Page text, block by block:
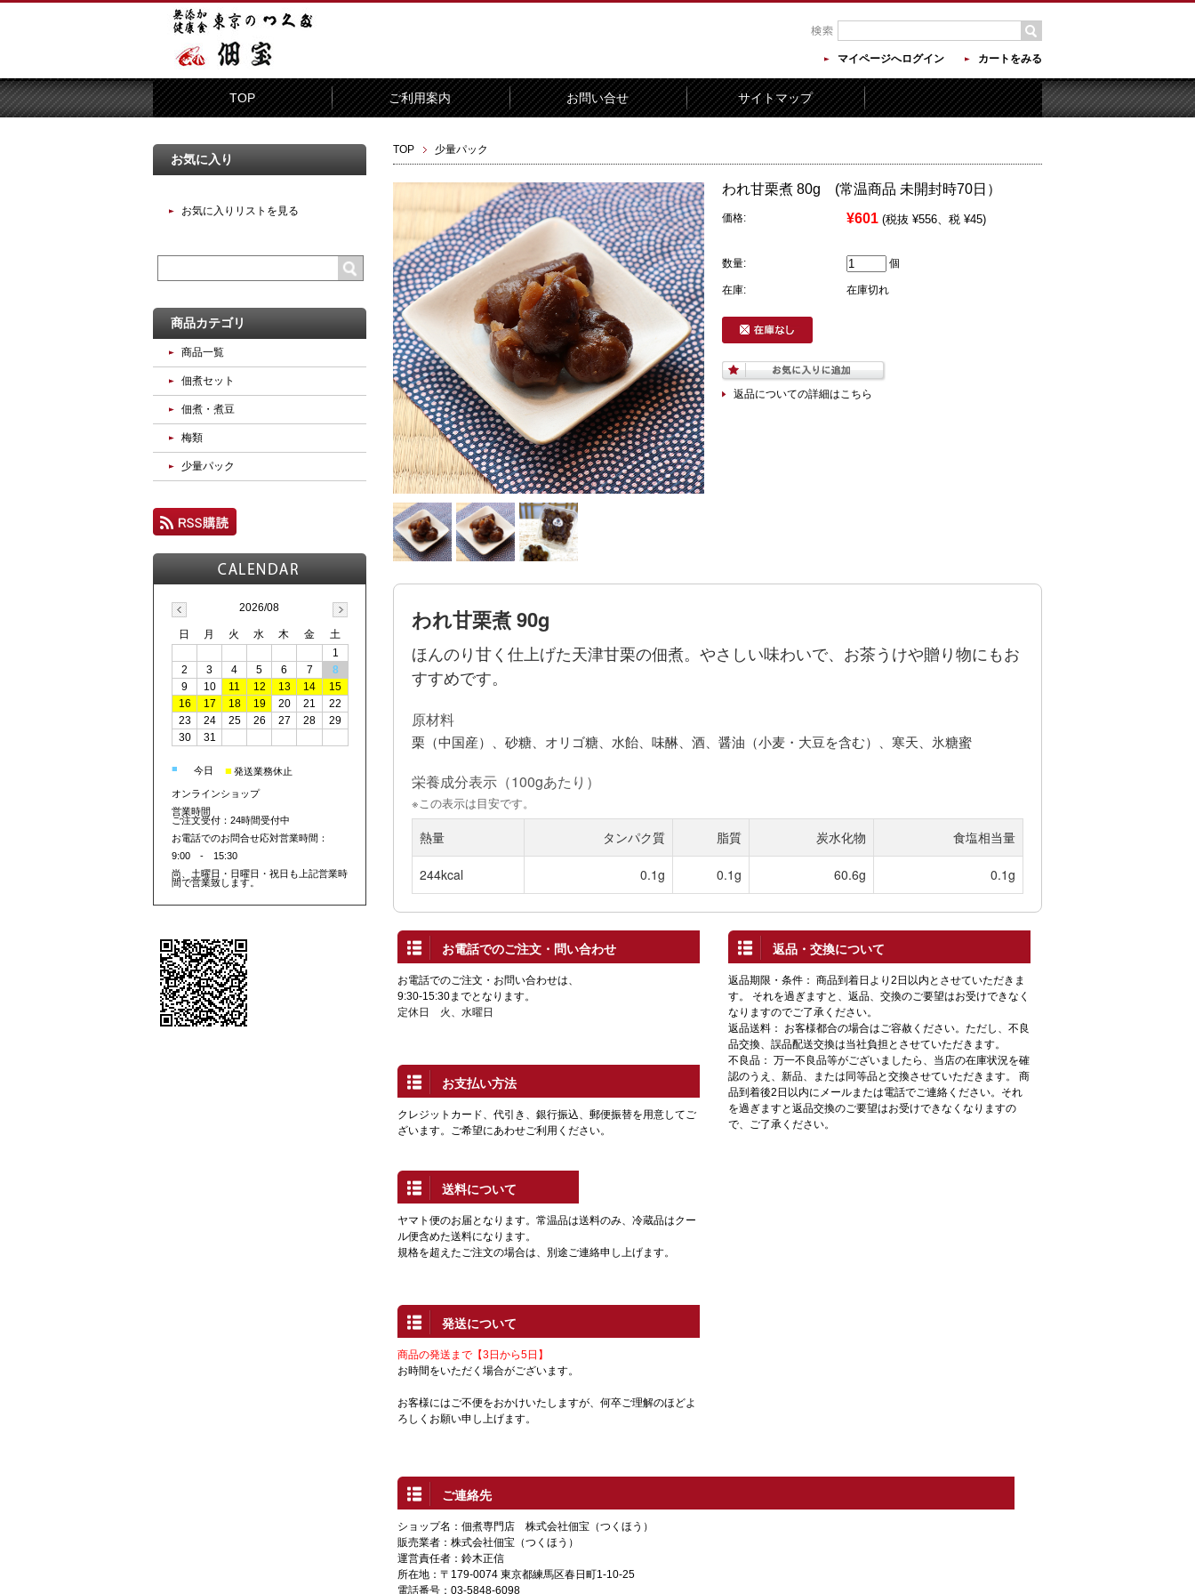
マイページへログイン カートをみる
TOP ご利用案内 お問い合せ サイトマップ
TOP 少量パック
われ甘栗煮 80g (常温商品 未開封時70日）
価格: ¥601 (税抜 ¥556、税 ¥45)
数量: 個
在庫: 在庫切れ
返品についての詳細はこちら
われ甘栗煮 90g
ほんのり甘く仕上げた天津甘栗の佃煮。やさしい味わいで、お茶うけや贈り物にもお
すすめです。
原材料
栗（中国産）、砂糖、オリゴ糖、水飴、味醂、酒、醤油（小麦・大豆を含む）、寒天、氷糖蜜
栄養成分表示（100gあたり）
※この表示は目安です。
熱量 タンパク質 脂質 炭水化物 食塩相当量
244kcal 0.1g 0.1g 60.6g 0.1g
お電話でのご注文・問い合わせ
お電話でのご注文・お問い合わせは、
9:30-15:30までとなります。
定休日 火、水曜日
お支払い方法
クレジットカード、代引き、銀行振込、郵便振替を用意してご
ざいます。ご希望にあわせご利用ください。
送料について
ヤマト便のお届となります。常温品は送料のみ、冷蔵品はクー
ル便含めた送料になります。
規格を超えたご注文の場合は、別途ご連絡申し上げます。
発送について
商品の発送まで【3日から5日】
お時間をいただく場合がございます。
お客様にはご不便をおかけいたしますが、何卒ご理解のほどよ
ろしくお願い申し上げます。
返品・交換について
返品期限・条件： 商品到着日より2日以内とさせていただきま
す。 それを過ぎますと、返品、交換のご要望はお受けできなく
なりますのでご了承ください。
返品送料： お客様都合の場合はご容赦ください。ただし、不良
品交換、誤品配送交換は当社負担とさせていただきます。
不良品： 万一不良品等がございましたら、当店の在庫状況を確
認のうえ、新品、または同等品と交換させていただきます。 商
品到着後2日以内にメールまたは電話でご連絡ください。それ
を過ぎますと返品交換のご要望はお受けできなくなりますの
で、ご了承ください。
ご連絡先
ショップ名：佃煮専門店 株式会社佃宝（つくほう）
販売業者：株式会社佃宝（つくほう）
運営責任者：鈴木正信
所在地：〒179-0074 東京都練馬区春日町1-10-25
電話番号：03-5848-6098
お気に入り
お気に入りリストを見る
商品カテゴリ
商品一覧
佃煮セット
佃煮・煮豆
梅類
少量パック
2026/08
日 月 火 水 木 金
土
1
2
3 4 5 6 7
8
9
10 11 12 13 14
15
16
17 18 19 20 21
22
23
24 25 26 27 28
29
30
31
■ 今日 ■ 発送業務休止
オンラインショップ
営業時間
ご注文受付：24時間受付中
お電話でのお問合せ応対営業時間：
9:00 - 15:30
尚、土曜日・日曜日・祝日も上記営業時
間で営業致します。